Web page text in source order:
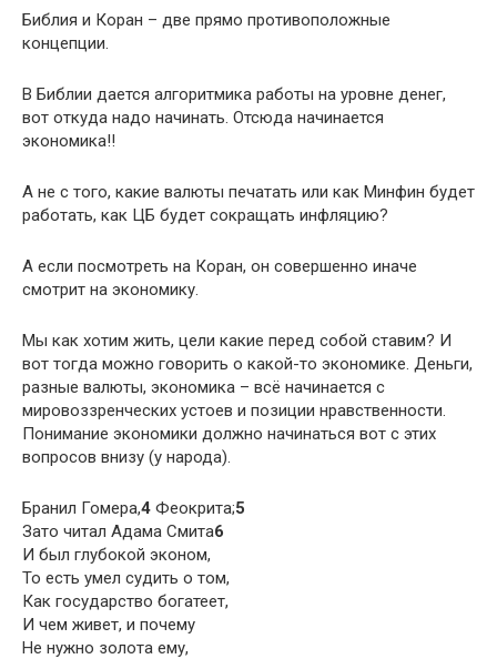
Библия и Коран – две прямо противоположные
концепции.
В Библии дается алгоритмика работы на уровне денег,
вот откуда надо начинать. Отсюда начинается
экономика!!
А не с того, какие валюты печатать или как Минфин будет
работать, как ЦБ будет сокращать инфляцию?
А если посмотреть на Коран, он совершенно иначе
смотрит на экономику.
Мы как хотим жить, цели какие перед собой ставим? И
вот тогда можно говорить о какой-то экономике. Деньги,
разные валюты, экономика – всё начинается с
мировоззренческих устоев и позиции нравственности.
Понимание экономики должно начинаться вот с этих
вопросов внизу (у народа).
Бранил Гомера,4 Феокрита;5
Зато читал Адама Смита6
И был глубокой эконом,
То есть умел судить о том,
Как государство богатеет,
И чем живет, и почему
Не нужно золота ему,